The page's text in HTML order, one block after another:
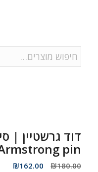
דוד גרשטיין |
pin
₪180.00
המחיר
₪162.00